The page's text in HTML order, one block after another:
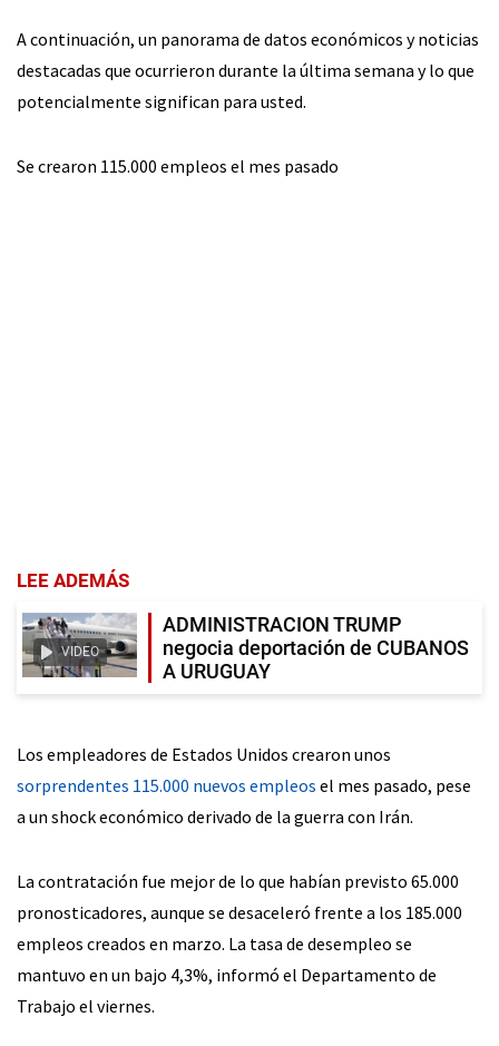
A continuación, un panorama de datos económicos y noticias
destacadas que ocurrieron durante la última semana y lo que
potencialmente significan para usted.
Se crearon 115.000 empleos el mes pasado
LEE ADEMÁS
VIDEO
ADMINISTRACION TRUMP
negocia deportación de CUBANOS
A URUGUAY
Los empleadores de Estados Unidos crearon unos
sorprendentes 115.000 nuevos empleos el mes pasado, pese
a un shock económico derivado de la guerra con Irán.
La contratación fue mejor de lo que habían previsto 65.000
pronosticadores, aunque se desaceleró frente a los 185.000
empleos creados en marzo. La tasa de desempleo se
mantuvo en un bajo 4,3%, informó el Departamento de
Trabajo el viernes.